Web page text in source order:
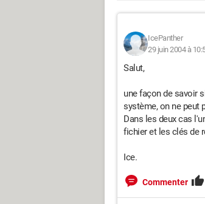
IcePanther
29 juin 2004 à
Salut,
une façon de savoir
système, on ne peut
Dans les deux cas
fichier et les clés de
Ice.
Commenter